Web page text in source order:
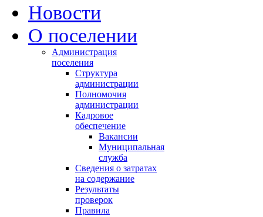
Новости
О поселении
Администрация
поселения
Структура
администрации
Полномочия
администрации
Кадровое
обеспечение
Вакансии
Муниципальная
служба
Сведения о затратах
на содержание
Результаты
проверок
Правила